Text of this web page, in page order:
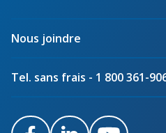
Nous joindre
Tel. sans frais - 1 800 361-